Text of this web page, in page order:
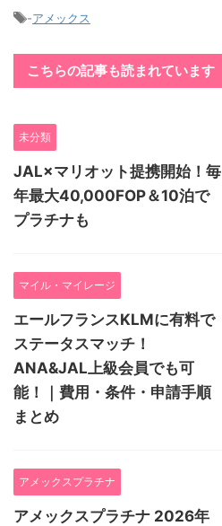
-アメックス
こちらの記事も読まれています
未分類
JAL×マリオット提携開始！毎
年最大40,000FOP＆10泊で
プラチナも
マイル・マイレージ
エールフランスKLMに有料で
ステータスマッチ！
ANA&JAL上級会員でも可
能！｜費用・条件・申請手順
まとめ
アメックスプラチナ
アメックスプラチナ 2026年